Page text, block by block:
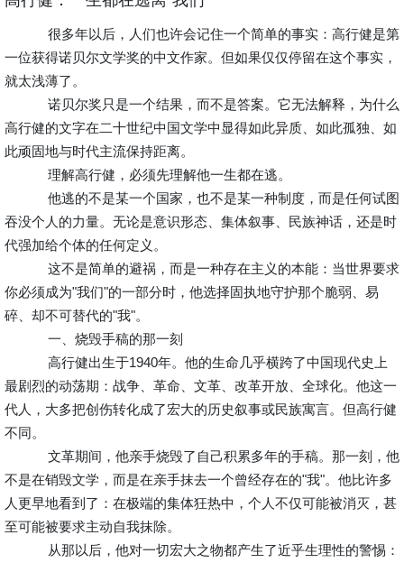
很多年以后，人们也许会记住一个简单的事实：高行健是第
一位获得诺贝尔文学奖的中文作家。但如果仅仅停留在这个事实，
就太浅薄了。
诺贝尔奖只是一个结果，而不是答案。它无法解释，为什么
高行健的文字在二十世纪中国文学中显得如此异质、如此孤独、如
此顽固地与时代主流保持距离。
理解高行健，必须先理解他一生都在逃。
他逃的不是某一个国家，也不是某一种制度，而是任何试图
吞没个人的力量。无论是意识形态、集体叙事、民族神话，还是时
代强加给个体的任何定义。
这不是简单的避祸，而是一种存在主义的本能：当世界要求
你必须成为"我们"的一部分时，他选择固执地守护那个脆弱、易
碎、却不可替代的"我"。
一、烧毁手稿的那一刻
高行健出生于1940年。他的生命几乎横跨了中国现代史上
最剧烈的动荡期：战争、革命、文革、改革开放、全球化。他这一
代人，大多把创伤转化成了宏大的历史叙事或民族寓言。但高行健
不同。
文革期间，他亲手烧毁了自己积累多年的手稿。那一刻，他
不是在销毁文学，而是在亲手抹去一个曾经存在的"我"。他比许多
人更早地看到了：在极端的集体狂热中，个人不仅可能被消灭，甚
至可能被要求主动自我抹除。
从那以后，他对一切宏大之物都产生了近乎生理性的警惕：